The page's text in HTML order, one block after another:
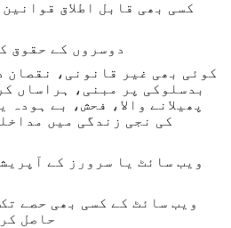
کسی بھی قابل اطلاق
دوسروں کے حقوق
کوئی بھی غیر قانونی، نقصان
بدسلوکی پر مبنی، ہراساں
پھیلانے والا، فحش، بے
کی نجی زندگی میں
ویب سائٹ یا سرورز کے
ویب سائٹ کے کسی بھی حصے
حاصل